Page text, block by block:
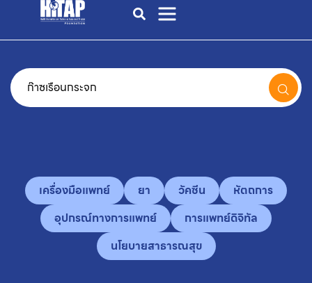
เครื่องมือแพทย์ ยา วัคซีน
หัตถการ
อุปกรณ์ทางการแพทย์
การแพทย์ดิจิทัล
นโยบายสาธารณสุข